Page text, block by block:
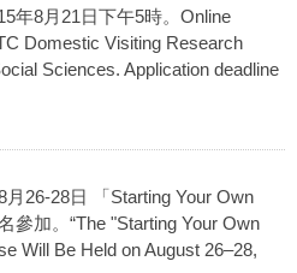
年8月21日下午5時。Online
Domestic Visiting Research
Sciences. Application deadline
月26-28日 「Starting Your Own
參加。“The "Starting Your Own
Will Be Held on August 26–28,